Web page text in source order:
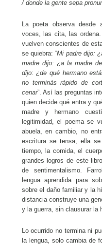
/ donde la gente sepa
La poeta observa desde
voces, las cita, las
vuelven conscientes de
se quiebra: “Mi padre dijo:
madre dijo: ¿a la madre
dijo: ¿de qué hermano
no terminás rápido de
cenar”. Así las preguntas
quien decide qué entra y
madre y hermano
legitimidad, el poema se
abuela, en cambio, no
escritura se tensa, ella
tiempo, la comida, el
grandes logros de este
de sentimentalismo.
lengua aprendida para
sobre el daño familiar y la
distancia construye una
y la guerra, sin clausurar la
Lo ocurrido no termina ni
la lengua, solo cambia de